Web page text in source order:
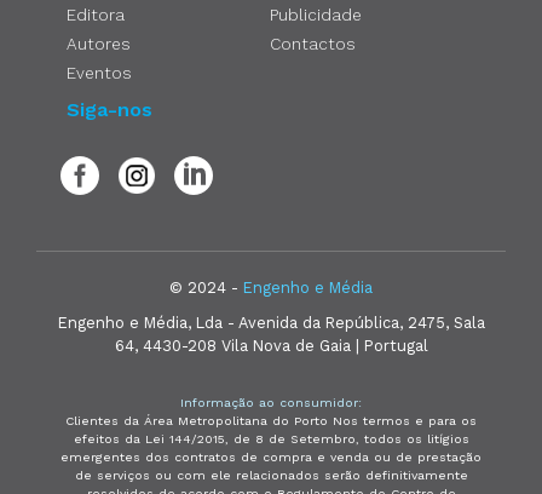
Editora
Autores
Eventos
Publicidade
Contactos
Siga-nos
© 2024 - Engenho e Média
Engenho e Média, Lda - Avenida da República, 2475, Sala
64, 4430-208 Vila Nova de Gaia | Portugal
Informação ao consumidor:
Clientes da Área Metropolitana do Porto Nos termos e para os
efeitos da Lei 144/2015, de 8 de Setembro, todos os litígios
emergentes dos contratos de compra e venda ou de prestação
de serviços ou com ele relacionados serão definitivamente